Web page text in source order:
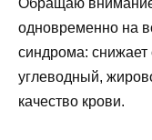
Обращаю
одновременно на
синдрома:
углеводный,
качество крови.